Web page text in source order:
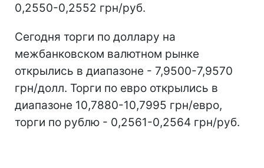
0,2550-0,2552 грн/руб.
Сегодня торги по доллару на
межбанковском валютном рынке
открылись в диапазоне - 7,9500-7,9570
грн/долл. Торги по евро открылись в
диапазоне 10,7880-10,7995 грн/евро,
торги по рублю - 0,2561-0,2564 грн/руб.